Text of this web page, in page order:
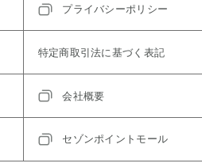
プライバシーポリシー
特定商取引法に基づく表記
会社概要
セゾンポイントモール